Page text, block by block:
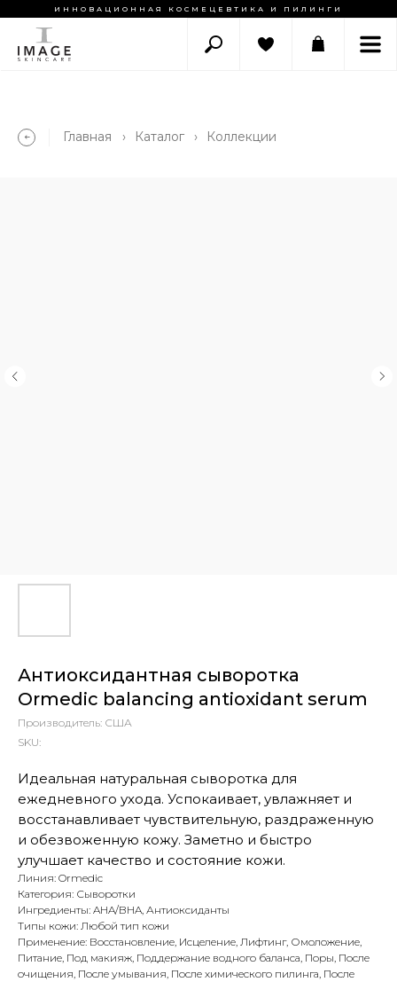
ИННОВАЦИОННАЯ КОСМЕЦЕВТИКА И ПИЛИНГИ
Главная › Каталог
➔ › Коллекции
Антиоксидантная сыворотка
Ormedic balancing antioxidant serum
Производитель: США
SKU:
Идеальная натуральная сыворотка для
ежедневного ухода. Успокаивает, увлажняет и
восстанавливает чувствительную, раздраженную
и обезвоженную кожу. Заметно и быстро
улучшает качество и состояние кожи.
Линия: Ormedic
Категория: Сыворотки
Ингредиенты: AHA/BHA, Антиоксиданты
Типы кожи: Любой тип кожи
Применение: Восстановление, Исцеление, Лифтинг, Омоложение,
Питание, Под макияж, Поддержание водного баланса, Поры, После
очищения, После умывания, После химического пилинга, После